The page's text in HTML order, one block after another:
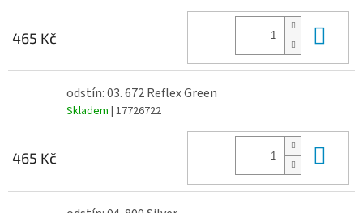
465 Kč
odstín: 03. 672 Reflex Green
Skladem | 17726722
465 Kč